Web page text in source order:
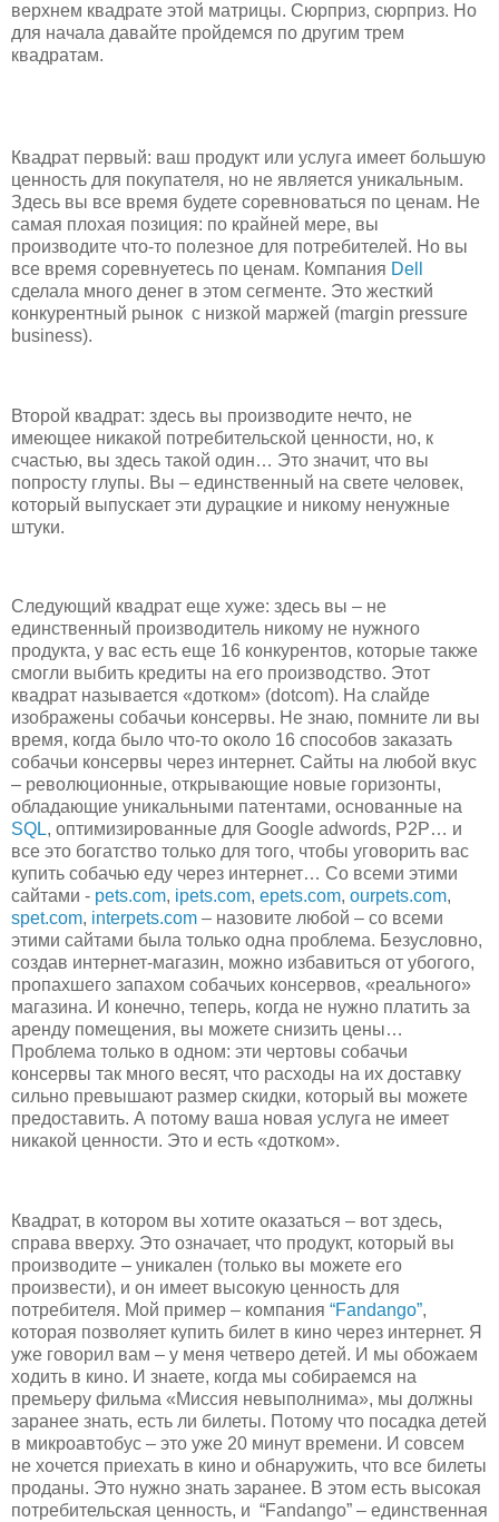
верхнем квадрате этой матрицы. Сюрприз, сюрприз. Но
для начала давайте пройдемся по другим трем
квадратам.
Квадрат первый: ваш продукт или услуга имеет большую
ценность для покупателя, но не является уникальным.
Здесь вы все время будете соревноваться по ценам. Не
самая плохая позиция: по крайней мере, вы
производите что-то полезное для потребителей. Но вы
все время соревнуетесь по ценам. Компания Dell
сделала много денег в этом сегменте. Это жесткий
конкурентный рынок с низкой маржей (margin pressure
business).
Второй квадрат: здесь вы производите нечто, не
имеющее никакой потребительской ценности, но, к
счастью, вы здесь такой один… Это значит, что вы
попросту глупы. Вы – единственный на свете человек,
который выпускает эти дурацкие и никому ненужные
штуки.
Следующий квадрат еще хуже: здесь вы – не
единственный производитель никому не нужного
продукта, у вас есть еще 16 конкурентов, которые также
смогли выбить кредиты на его производство. Этот
квадрат называется «дотком» (dotcom). На слайде
изображены собачьи консервы. Не знаю, помните ли вы
время, когда было что-то около 16 способов заказать
собачьи консервы через интернет. Сайты на любой вкус
– революционные, открывающие новые горизонты,
обладающие уникальными патентами, основанные на
SQL, оптимизированные для Google adwords, P2P… и
все это богатство только для того, чтобы уговорить вас
купить собачью еду через интернет… Со всеми этими
сайтами - pets.com, ipets.com, epets.com, ourpets.com,
spet.com, interpets.com – назовите любой – со всеми
этими сайтами была только одна проблема. Безусловно,
создав интернет-магазин, можно избавиться от убогого,
пропахшего запахом собачьих консервов, «реального»
магазина. И конечно, теперь, когда не нужно платить за
аренду помещения, вы можете снизить цены…
Проблема только в одном: эти чертовы собачьи
консервы так много весят, что расходы на их доставку
сильно превышают размер скидки, который вы можете
предоставить. А потому ваша новая услуга не имеет
никакой ценности. Это и есть «дотком».
Квадрат, в котором вы хотите оказаться – вот здесь,
справа вверху. Это означает, что продукт, который вы
производите – уникален (только вы можете его
произвести), и он имеет высокую ценность для
потребителя. Мой пример – компания “Fandango”,
которая позволяет купить билет в кино через интернет. Я
уже говорил вам – у меня четверо детей. И мы обожаем
ходить в кино. И знаете, когда мы собираемся на
премьеру фильма «Миссия невыполнима», мы должны
заранее знать, есть ли билеты. Потому что посадка детей
в микроавтобус – это уже 20 минут времени. И совсем
не хочется приехать в кино и обнаружить, что все билеты
проданы. Это нужно знать заранее. В этом есть высокая
потребительская ценность, и “Fandango” – единственная